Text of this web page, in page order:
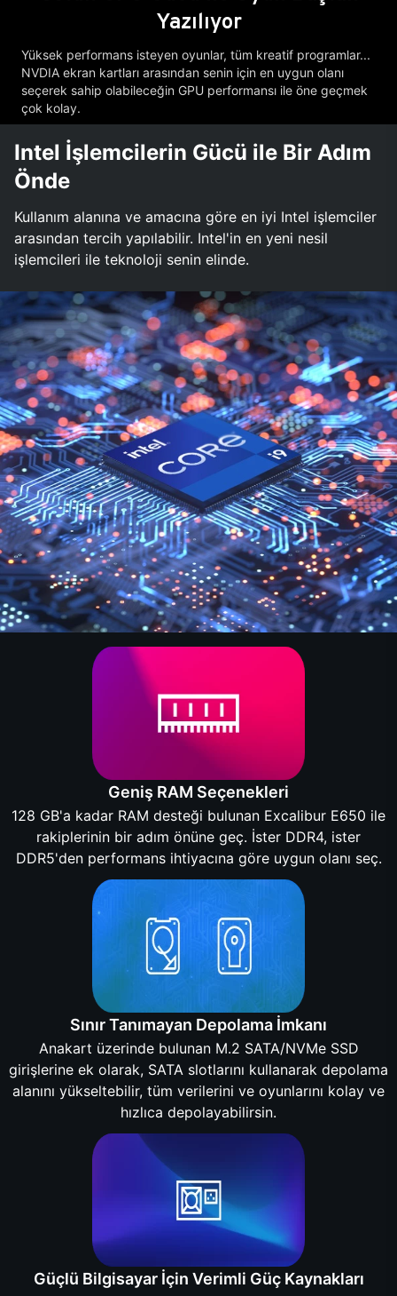
Yazılıyor
Yüksek performans isteyen oyunlar, tüm kreatif programlar...
NVDIA ekran kartları arasından senin için en uygun olanı
seçerek sahip olabileceğin GPU performansı ile öne geçmek
çok kolay.
Intel İşlemcilerin Gücü ile Bir Adım
Önde
Kullanım alanına ve amacına göre en iyi Intel işlemciler
arasından tercih yapılabilir. Intel'in en yeni nesil
işlemcileri ile teknoloji senin elinde.
Geniş RAM Seçenekleri
128 GB'a kadar RAM desteği bulunan Excalibur E650 ile
rakiplerinin bir adım önüne geç. İster DDR4, ister
DDR5'den performans ihtiyacına göre uygun olanı seç.
Sınır Tanımayan Depolama İmkanı
Anakart üzerinde bulunan M.2 SATA/NVMe SSD
girişlerine ek olarak, SATA slotlarını kullanarak depolama
alanını yükseltebilir, tüm verilerini ve oyunlarını kolay ve
hızlıca depolayabilirsin.
Güçlü Bilgisayar İçin Verimli Güç Kaynakları